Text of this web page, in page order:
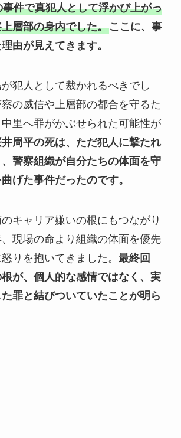
件で真犯人として浮かび上がっ
層部の身内でした。ここに、事
由が見えてきます。
犯人として裁かれるべきでし
の威信や上層部の都合を守るた
里へ罪がかぶせられた可能性が
周平の死は、ただ犯人に撃たれ
警察組織が自分たちの体面を守
げた事件だったのです。
キャリア嫌いの根にもつながり
現場の命より組織の体面を優先
りを抱いてきました。 最終回
が、個人的な感情ではなく、実
罪と結びついていたことが明ら